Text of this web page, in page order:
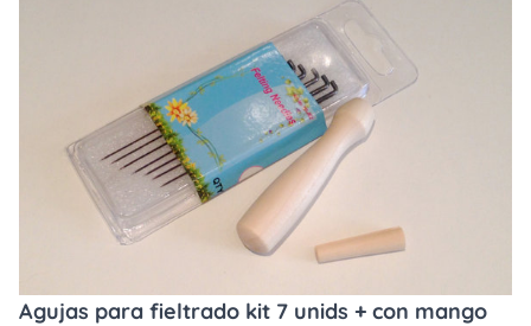
Agujas para fieltrado kit 7 unids + con mango